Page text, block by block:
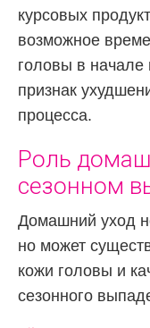
курсовых
возможное
головы в
признак
процесса.
Роль
сезонном
Домашний уход
но может
кожи головы и
сезонного